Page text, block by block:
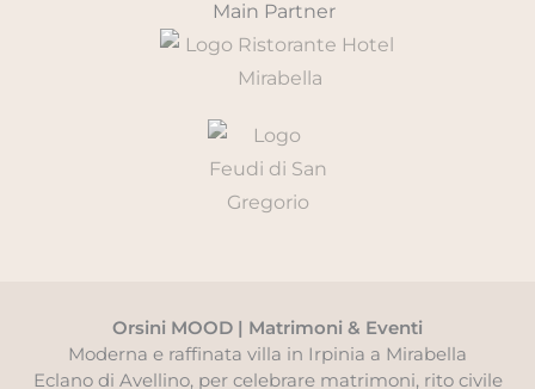
Main Partner
Orsini MOOD | Matrimoni & Eventi
Moderna e raffinata villa in Irpinia a Mirabella
Eclano di Avellino, per celebrare matrimoni, rito civile